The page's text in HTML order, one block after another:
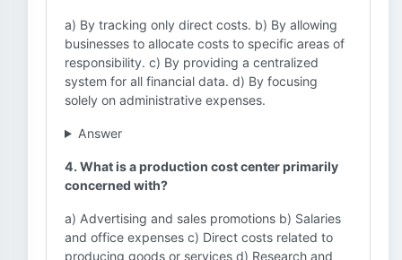
a) By tracking only direct costs. b) By allowing
businesses to allocate costs to specific areas of
responsibility. c) By providing a centralized
system for all financial data. d) By focusing
solely on administrative expenses.
Answer
4. What is a production cost center primarily
concerned with?
a) Advertising and sales promotions b) Salaries
and office expenses c) Direct costs related to
producing goods or services d) Research and